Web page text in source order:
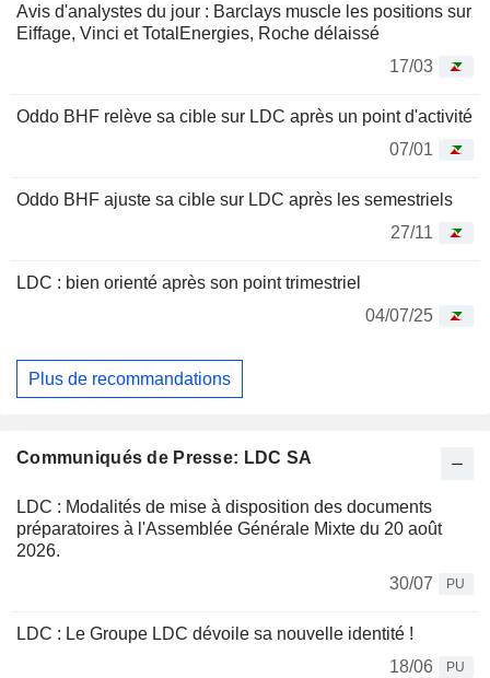
Avis d'analystes du jour : Barclays muscle les positions sur
Eiffage, Vinci et TotalEnergies, Roche délaissé
17/03
Oddo BHF relève sa cible sur LDC après un point d'activité
07/01
Oddo BHF ajuste sa cible sur LDC après les semestriels
27/11
LDC : bien orienté après son point trimestriel
04/07/25
Plus de recommandations
Communiqués de Presse: LDC SA
LDC : Modalités de mise à disposition des documents
préparatoires à l'Assemblée Générale Mixte du 20 août
2026.
30/07
PU
LDC : Le Groupe LDC dévoile sa nouvelle identité !
18/06
PU